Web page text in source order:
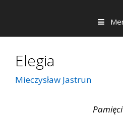
Elegia
Mieczysław Jastrun